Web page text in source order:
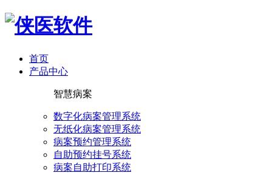
首页
产品中心
智慧病案
数字化病案管理系统
无纸化病案管理系统
病案预约管理系统
自助预约挂号系统
病案自助打印系统